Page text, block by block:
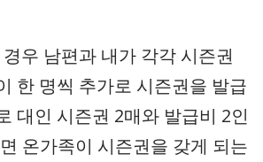
우 남편과 내가 각각 시즌권
한 명씩 추가로 시즌권을 발급
대인 시즌권 2매와 발급비 2인
온가족이 시즌권을 갖게 되는